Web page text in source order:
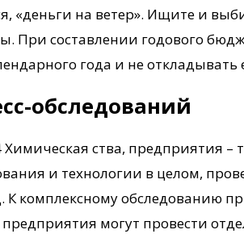
«деньги на ветер». Ищите и
При составлении годового
года и не
обследований
ства, предприятия
и технологии в целом,
комплексному обследованию
могут провести